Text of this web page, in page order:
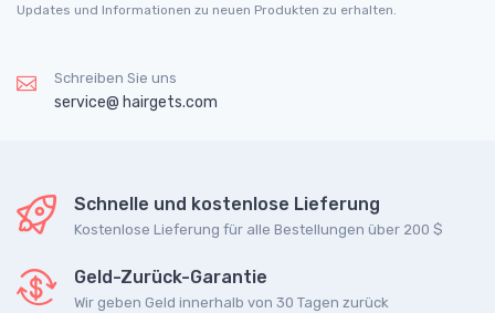
Updates und Informationen zu neuen Produkten zu erhalten.
Schreiben Sie uns
service@ hairgets.com
Schnelle und kostenlose Lieferung
Kostenlose Lieferung für alle Bestellungen über 200 $
Geld-Zurück-Garantie
Wir geben Geld innerhalb von 30 Tagen zurück